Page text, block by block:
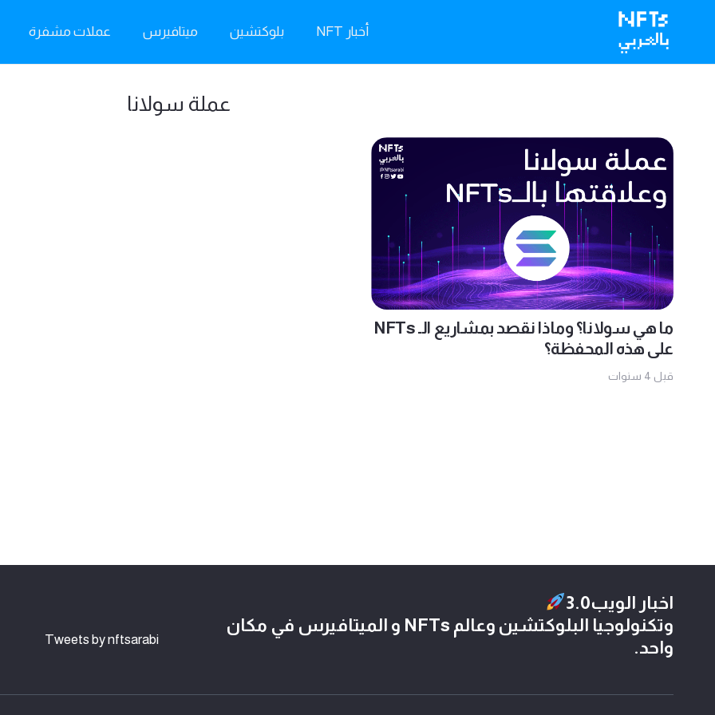
أخبار NFT بلوكتشين ميتافيرس عملات مشفرة
عملة سولانا
ما هي سولانا؟ وماذا نقصد بمشاريع الـ NFTs
على هذه المحفظة؟
قبل 4 سنوات
اخبار الويب3.0
وتكنولوجيا البلوكتشين وعالم NFTs و الميتافيرس في مكان
واحد.
Tweets by nftsarabi